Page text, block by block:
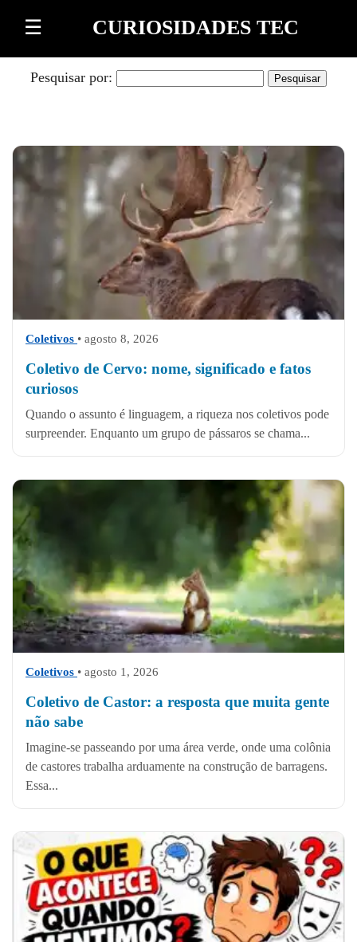
☰ CURIOSIDADES TEC
Pesquisar por:
Coletivos • agosto 8, 2026
Coletivo de Cervo: nome, significado e fatos
curiosos
Quando o assunto é linguagem, a riqueza nos coletivos pode
surpreender. Enquanto um grupo de pássaros se chama...
Coletivos • agosto 1, 2026
Coletivo de Castor: a resposta que muita gente
não sabe
Imagine-se passeando por uma área verde, onde uma colônia
de castores trabalha arduamente na construção de barragens.
Essa...